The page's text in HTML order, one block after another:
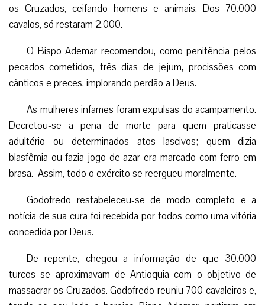
os Cruzados, ceifando homens e animais. Dos 70.000
cavalos, só restaram 2.000.
O Bispo Ademar recomendou, como penitência pelos
pecados cometidos, três dias de jejum, procissões com
cânticos e preces, implorando perdão a Deus.
As mulheres infames foram expulsas do acampamento.
Decretou-se a pena de morte para quem praticasse
adultério ou determinados atos lascivos; quem dizia
blasfêmia ou fazia jogo de azar era marcado com ferro em
brasa. Assim, todo o exército se reergueu moralmente.
Godofredo restabeleceu-se de modo completo e a
notícia de sua cura foi recebida por todos como uma vitória
concedida por Deus.
De repente, chegou a informação de que 30.000
turcos se aproximavam de Antioquia com o objetivo de
massacrar os Cruzados. Godofredo reuniu 700 cavaleiros e,